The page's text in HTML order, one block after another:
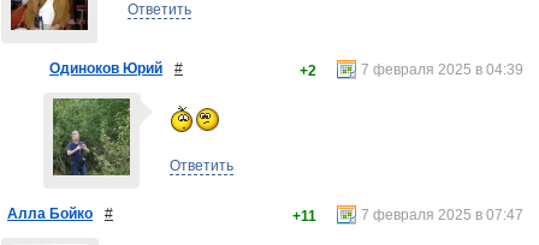
Ответить
Одиноков Юрий # 7 февраля 2025 в 04:39
+2
Ответить
Алла Бойко # 7 февраля 2025 в 07:47
+11